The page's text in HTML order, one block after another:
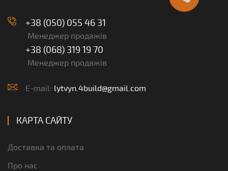
+38 (050) 055 46 31
Менеджер продажів
+38 (068) 319 19 70
Менеджер продажів
E-mail: lytvyn.4build@gmail.com
КАРТА САЙТУ
Доставка та оплата
Про нас